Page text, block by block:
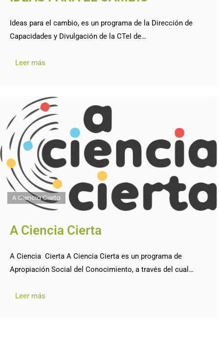
Ideas para el cambio, es un programa de la Dirección de
Capacidades y Divulgación de la CTeI de…
Leer más
A Ciencia Cierta
A Ciencia Cierta
A Ciencia Cierta A Ciencia Cierta es un programa de
Apropiación Social del Conocimiento, a través del cual…
Leer más